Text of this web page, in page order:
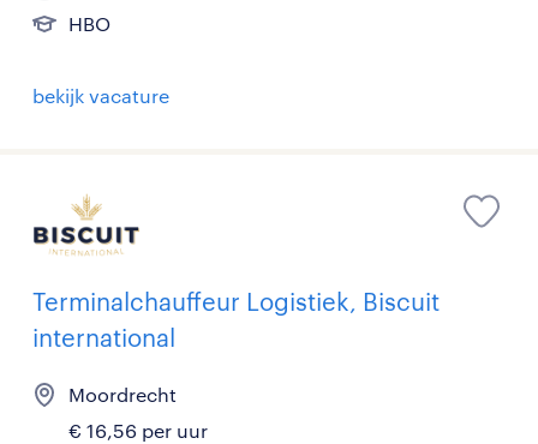
HBO
bekijk vacature
Terminalchauffeur Logistiek, Biscuit
international
Moordrecht
€ 16,56 per uur